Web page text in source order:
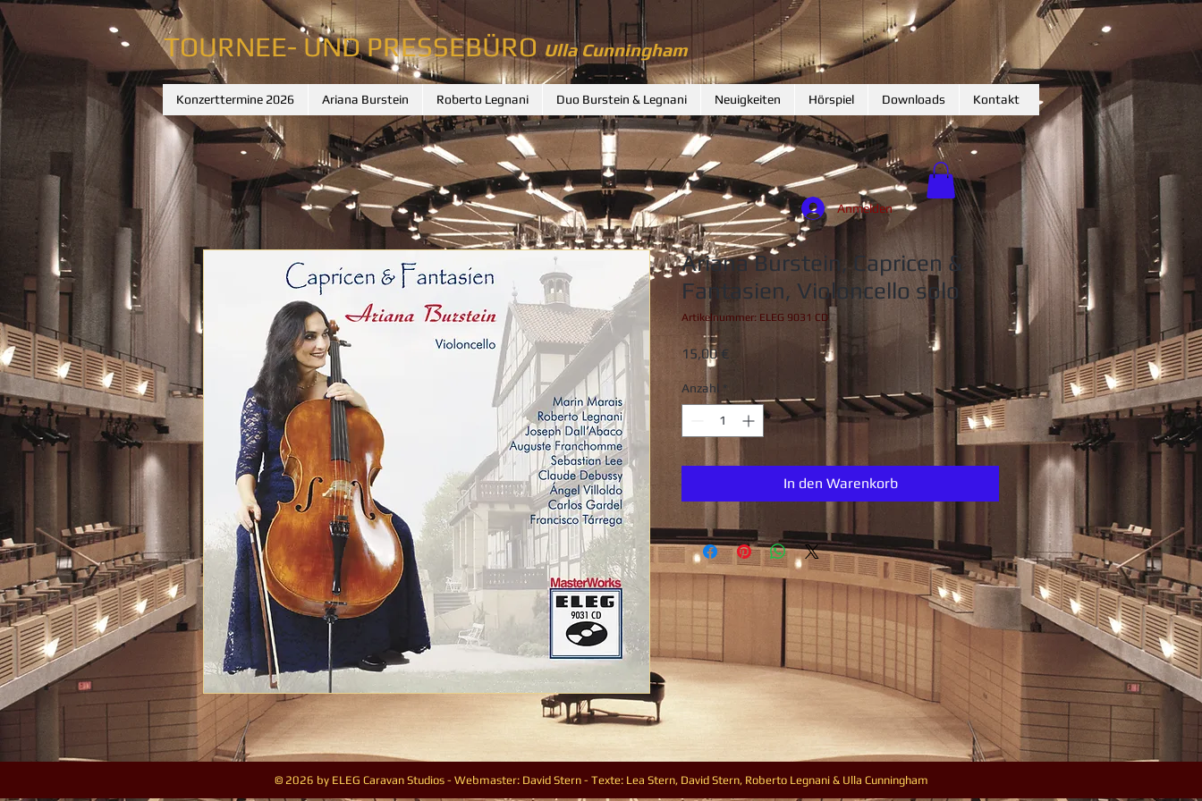
TOURNEE- UND PRESSEBÜROUlla Cunningham
Konzerttermine 2026 Ariana Burstein Roberto Legnani Duo Burstein & Legnani Neuigkeiten Hörspiel Downloads Kontakt
Ariana Burstein, Capricen &
Fantasien, Violoncello solo
Artikelnummer: ELEG 9031 CD
15,00 €
Anzahl *
In den Warenkorb
Anmelden
© 2026 by ELEG Caravan Studios - Webmaster: David Stern - Texte: Lea Stern, David Stern, Roberto Legnani & Ulla Cunningham